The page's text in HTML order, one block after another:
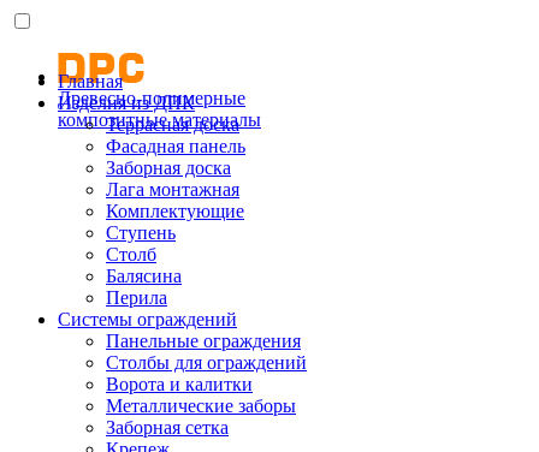
Древесно-полимерные
композитные материалы
Главная
Изделия из ДПК
Террасная доска
Фасадная панель
Заборная доска
Лага монтажная
Комплектующие
Ступень
Столб
Балясина
Перила
Системы ограждений
Панельные ограждения
Столбы для ограждений
Ворота и калитки
Металлические заборы
Заборная сетка